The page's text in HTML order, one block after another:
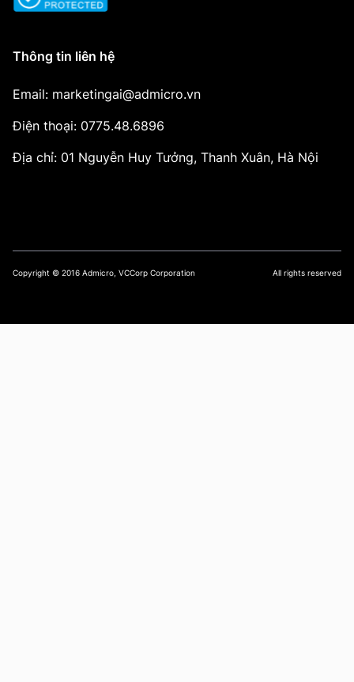
Thông tin liên hệ
Email: marketingai@admicro.vn
Điện thoại: 0775.48.6896
Địa chỉ: 01 Nguyễn Huy Tưởng, Thanh Xuân, Hà Nội
Copyright © 2016 Admicro, VCCorp Corporation All rights reserved